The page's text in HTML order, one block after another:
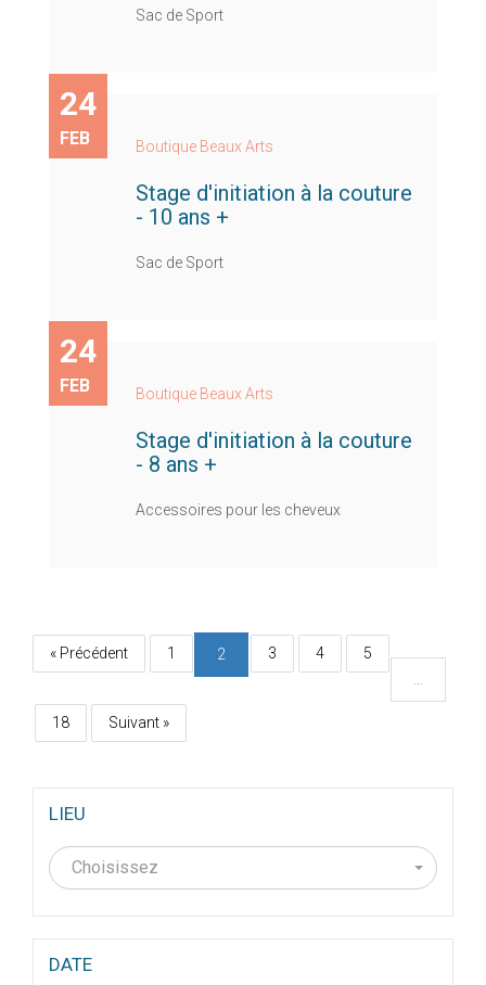
Sac de Sport
24
FEB Boutique Beaux Arts
Stage d'initiation à la couture
- 10 ans +
Sac de Sport
24
FEB Boutique Beaux Arts
Stage d'initiation à la couture
- 8 ans +
Accessoires pour les cheveux
« Précédent 1 2 3 4
5
18 Suivant »
LIEU
Choisissez
DATE